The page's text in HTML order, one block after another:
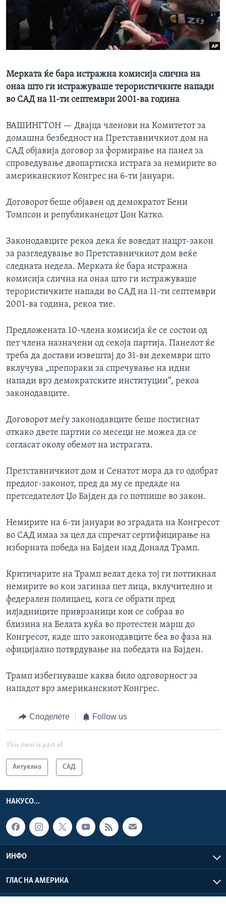
Јазици
Мерката ќе бара истражна комисија слична на
онаа што ги истражуваше терористичките напади
во САД на 11-ти септември 2001-ва година
ВАШИНГТОН — Двајца членови на Комитетот за
домашна безбедност на Претставничкиот дом на
САД објавија договор за формирање на панел за
спроведување двопартиска истрага за немирите во
американскиот Конгрес на 6-ти јануари.
Договорот беше објавен од демократот Бени
Томпсон и републиканецот Џон Катко.
Законодавците рекоа дека ќе воведат нацрт-закон
за разгледување во Претставничкиот дом веќе
следната недела. Мерката ќе бара истражна
комисија слична на онаа што ги истражуваше
терористичките напади во САД на 11-ти септември
2001-ва година, рекоа тие.
Предложената 10-члена комисија ќе се состои од
пет члена назначени од секоја партија. Панелот ќе
треба да достави извештај до 31-ви декември што
вклучува „препораки за спречување на идни
напади врз демократските институции“, рекоа
законодавците.
Договорот меѓу законодавците беше постигнат
откако двете партии со месеци не можеа да се
согласат околу обемот на истрагата.
Претставничкиот дом и Сенатот мора да го одобрат
предлог-законот, пред да му се предаде на
претседателот Џо Бајден да го потпише во закон.
Немирите на 6-ти јануари во зградата на Конгресот
во САД имаа за цел да спречат сертифицирање на
изборната победа на Бајден над Доналд Трамп.
Критичарите на Трамп велат дека тој ги поттикнал
немирите во кои загинаа пет лица, вклучително и
федерален полицаец, кога се обрати пред
илјадниците приврзаници кои се собраа во
близина на Белата куќа во протестен марш до
Конгресот, каде што законодавците беа во фаза на
официјално потврдување на победата на Бајден.
Трамп избегнуваше каква било одговорност за
нападот врз американскиот Конгрес.
Споделете Follow us
This item is part of
Актуелно САД
НАКУСО...
ИНФО
ГЛАС НА АМЕРИКА